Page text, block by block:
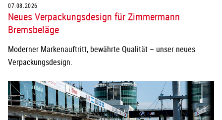
07.08.2026
Neues Verpackungsdesign für Zimmermann
Bremsbeläge
Moderner Markenauftritt, bewährte Qualität – unser neues
Verpackungsdesign.